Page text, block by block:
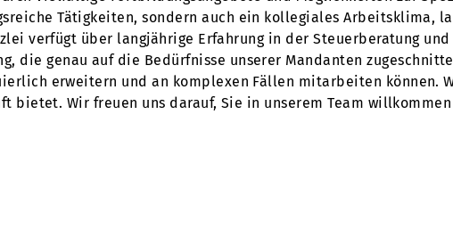
Tätigkeiten, sondern auch ein kollegiales Arbeitsklima,
verfügt über langjährige Erfahrung in der Steuerberatung
die genau auf die Bedürfnisse unserer Mandanten
erweitern und an komplexen Fällen mitarbeiten können.
bietet. Wir freuen uns darauf, Sie in unserem Team willkommen